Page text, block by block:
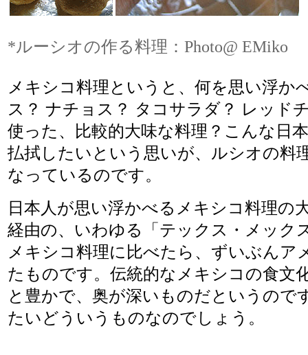
*ルーシオの作る料理：Photo@ EMiko
メキシコ料理というと、何を思い浮か
ス？ ナチョス？ タコサラダ？ レッド
使った、比較的大味な料理？こんな日
払拭したいという思いが、ルシオの料
なっているのです。
日本人が思い浮かべるメキシコ料理の
経由の、いわゆる「テックス・メック
メキシコ料理に比べたら、ずいぶんア
たものです。伝統的なメキシコの食文
と豊かで、奥が深いものだというので
たいどういうものなのでしょう。